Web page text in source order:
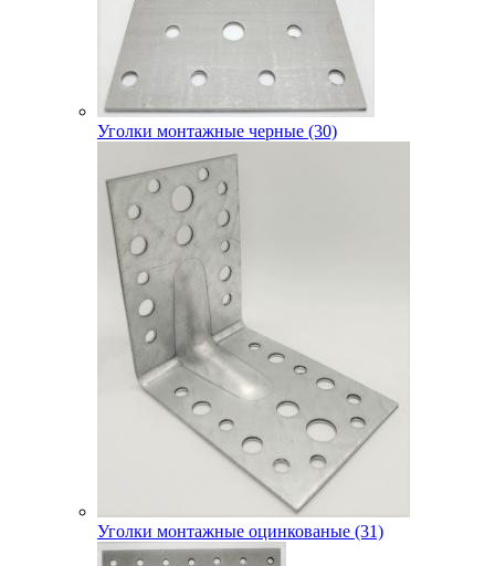
Уголки монтажные черные (30)
Уголки монтажные оцинкованые (31)